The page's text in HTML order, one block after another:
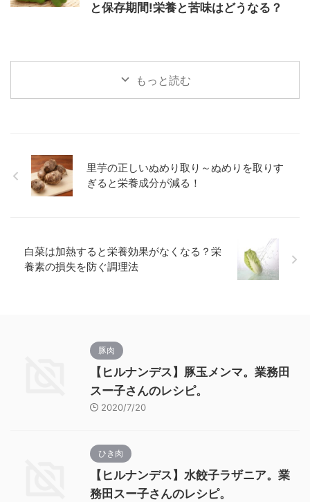
と保存期間!栄養と苦味はどうなる？
もっと読む
里芋の正しいぬめり取り～ぬめりを取りす
ぎると栄養成分が減る！
白菜は加熱すると栄養効果がなくなる？栄
養素の損失を防ぐ調理法
豚肉
【ヒルナンデス】豚玉メンマ。業務田
スー子さんのレシピ。
2020/7/20
ひき肉
【ヒルナンデス】水餃子ラザニア。業
務田スー子さんのレシピ。